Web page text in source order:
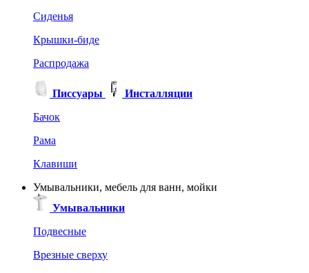
Сиденья
Крышки-биде
Распродажа
Писсуары
Инсталляции
Бачок
Рама
Клавиши
Умывальники, мебель для ванн, мойки
Умывальники
Подвесные
Врезные сверху